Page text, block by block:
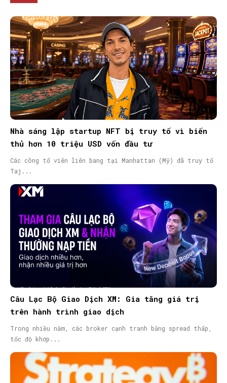
SEARCH...
Nhà sáng lập startup NFT bị truy tố vì biển
thủ hơn 10 triệu USD vốn đầu tư
Các công tố viên liên bang tại Manhattan (Mỹ) đã truy tố
Taj...
Câu Lạc Bộ Giao Dịch XM: Gia tăng giá trị
trên hành trình giao dịch
Trong nhiều năm, các broker cạnh tranh bằng spread thấp,
tốc độ khớp...